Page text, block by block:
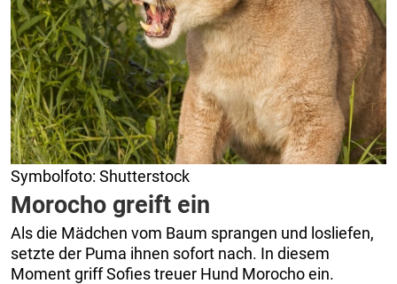
Symbolfoto: Shutterstock
Morocho greift ein
Als die Mädchen vom Baum sprangen und losliefen,
setzte der Puma ihnen sofort nach. In diesem
Moment griff Sofies treuer Hund Morocho ein.